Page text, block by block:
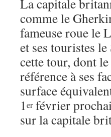
La capitale
comme le
fameuse roue le
et ses touristes
cette tour, dont
référence à ses
surface
1erfévrier
sur la capitale